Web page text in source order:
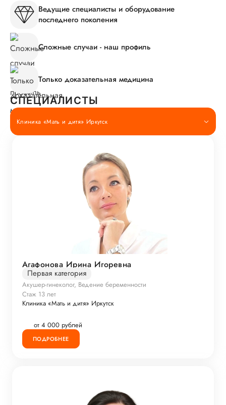
Ведущие специалисты и оборудование
последнего поколения
Сложные случаи - наш профиль
Только доказательная медицина
СПЕЦИАЛИСТЫ
Клиника «Мать и дитя» Иркутск
Агафонова Ирина Игоревна
Первая категория
Акушер-гинеколог, Ведение беременности
Стаж 13 лет
Клиника «Мать и дитя» Иркутск
от 4 000 рублей
ПОДРОБНЕЕ